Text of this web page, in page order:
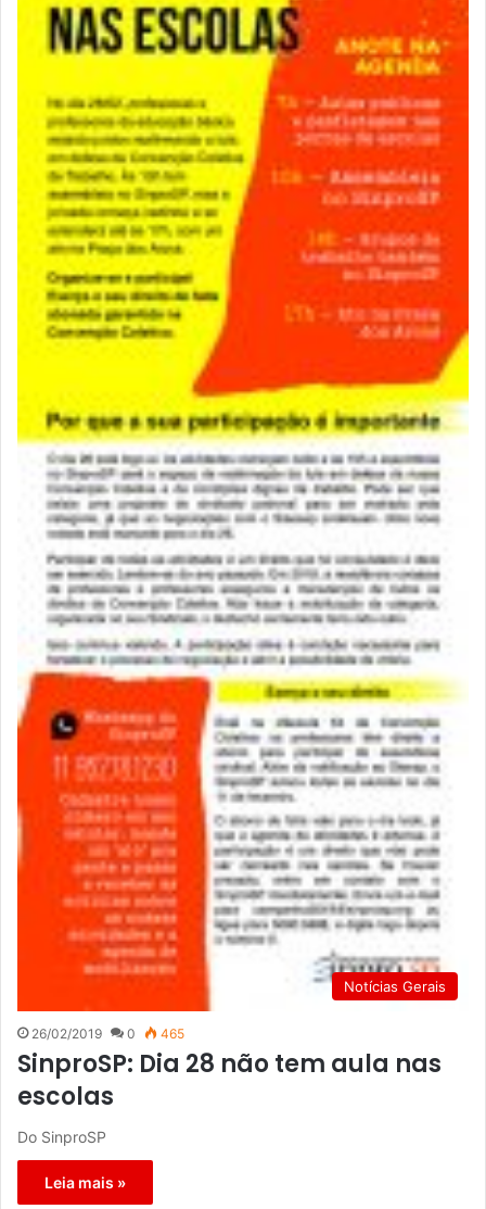
Notícias Gerais
26/02/2019 0 465
SinproSP: Dia 28 não tem aula nas
escolas
Do SinproSP
Leia mais »